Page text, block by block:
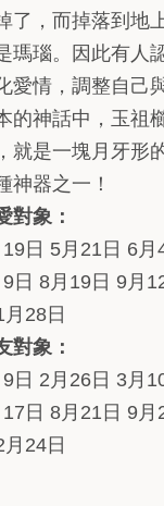
了，而掉落到地
瑪瑙。因此有人
愛情，調整自己
的神話中，玉祖
就是一塊月牙形
神器之一！
對象：
日 5月21日 6月
日 8月19日 9月
28日
對象：
日 2月26日 3月
日 8月21日 9月
24日